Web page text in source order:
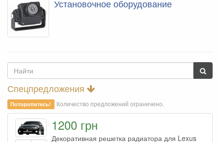
Установочное оборудование
Спецпредложения
Поторопитесь! Количество предложений ограничено.
1200 грн
Декоративная решетка радиатора для Lexus